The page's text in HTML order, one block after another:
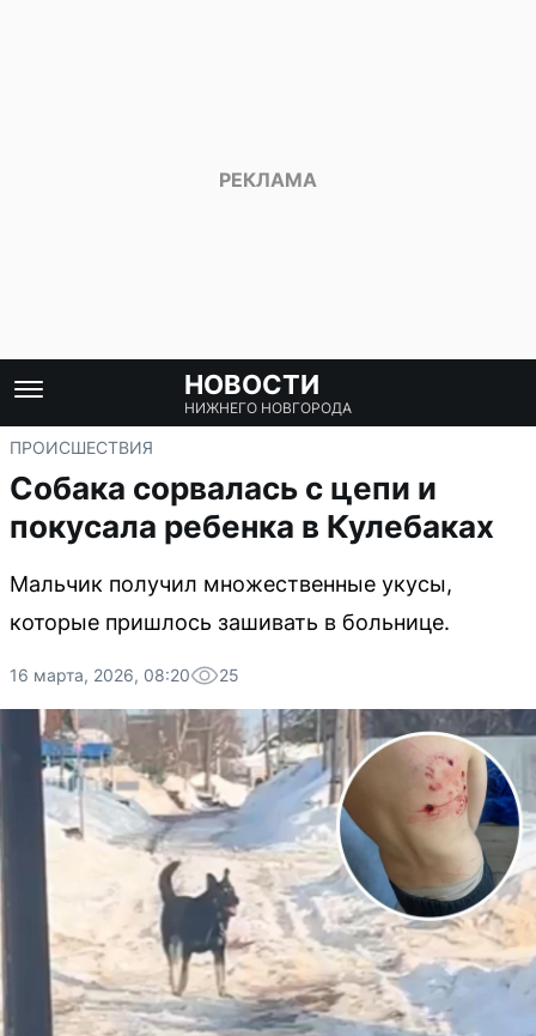
НОВОСТИ
НИЖНЕГО НОВГОРОДА
ПРОИСШЕСТВИЯ
Собака сорвалась с цепи и
покусала ребенка в Кулебаках
Мальчик получил множественные укусы,
которые пришлось зашивать в больнице.
16 марта, 2026, 08:20 25